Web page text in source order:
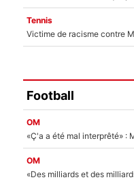
Tennis
Football
OM
OM